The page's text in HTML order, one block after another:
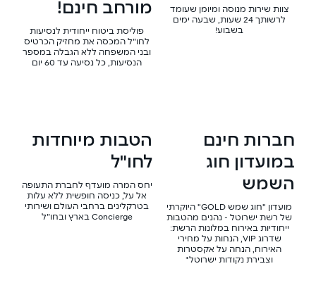
צוות שירות מנוסה ומיומן שעומד
לרשותך 24 שעות, שבעה ימים
בשבוע!
מורחב חינם!
פוליסת ביטוח ייחודית לנסיעות
לחו”ל המכסה את מחזיק הכרטיס
ובני המשפחה ללא הגבלה במספר
הנסיעות, כל נסיעה עד 60 יום
חברות חינם
במועדון חוג
השמש
מועדון "חוג שמש GOLD" היוקרתי
של רשת ישרוטל - נהנים מהטבות
ייחודיות באירוח במלונות הרשת:
שדרוג VIP, הנחות על מחירי
האירוח, הנחה על אקסטרות
וצבירת נקודות ישרוטל*
הטבות מיוחדות
לחו"ל
יחס המרה מועדף לחברת התעופה
אל על, כניסה חופשית ללא עלות
בטרקלינים ברחבי העולם ושירותי
Concierge בארץ ובחו”ל